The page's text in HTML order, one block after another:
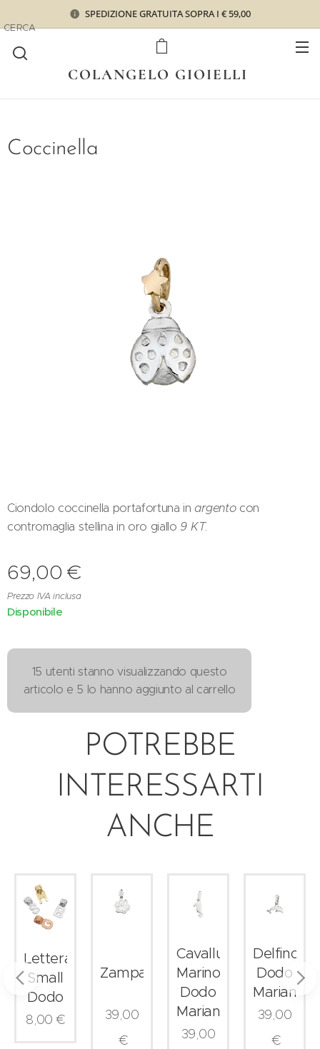
SPEDIZIONE GRATUITA SOPRA I € 59,00
COLANGELO GIOIELLI
CERCA
Coccinella
Ciondolo coccinella portafortuna inargentocon
contromaglia stellina in oro giallo 9 KT.
69,00 €
Prezzo IVA inclusa
Disponibile
15 utenti stanno visualizzando questo
articolo e 5 lo hanno aggiunto al carrello
POTREBBE
INTERESSARTI
ANCHE
Lettera
Small
Dodo
8,00 €
Zampa
39,00
€
Cavalluccio
Marino
Dodo
Mariani
39,00
Delfino
Dodo
Mariani
39,00
€